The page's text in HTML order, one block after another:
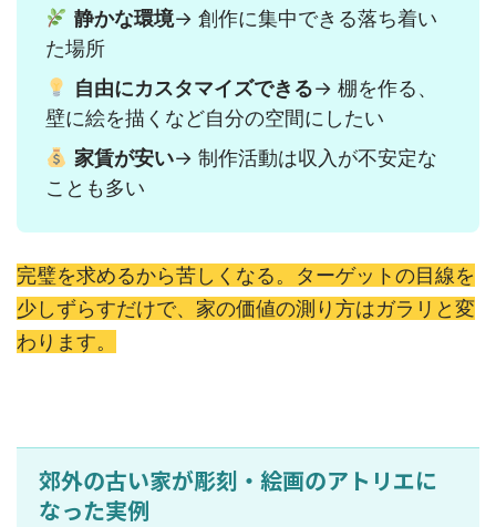
静かな環境→ 創作に集中できる落ち着い
た場所
自由にカスタマイズできる→ 棚を作る、
壁に絵を描くなど自分の空間にしたい
家賃が安い→ 制作活動は収入が不安定な
ことも多い
完璧を求めるから苦しくなる。ターゲットの目線を
少しずらすだけで、家の価値の測り方はガラリと変
わります。
郊外の古い家が彫刻・絵画のアトリエに
なった実例